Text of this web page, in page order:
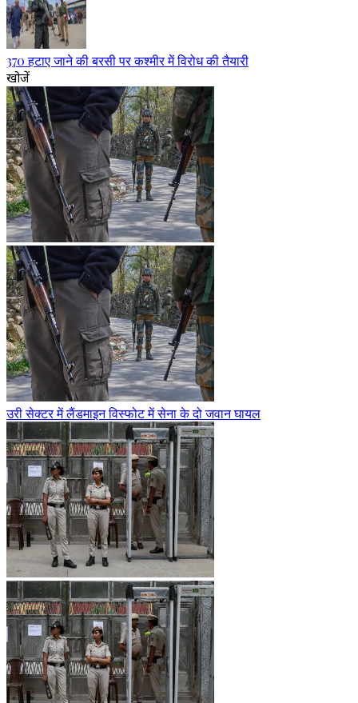
370 हटाए जाने की बरसी पर कश्मीर में विरोध की तैयारी
खोजें
उरी सेक्टर में लैंडमाइन विस्फोट में सेना के दो जवान घायल